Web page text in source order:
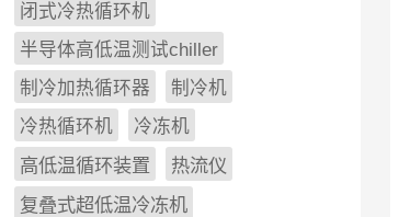
闭式冷热循环机
半导体高低温测试chiller
制冷加热循环器
制冷机
冷热循环机
冷冻机
高低温循环装置
热流仪
复叠式超低温冷冻机